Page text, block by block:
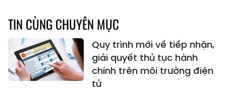
TIN CÙNG CHUYÊN MỤC
Quy trình mới về tiếp nhận,
giải quyết thủ tục hành
chính trên môi trường điện
tử